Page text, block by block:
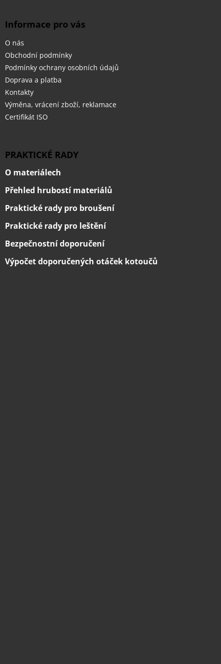
Informace pro vás
O nás
Obchodní podmínky
Podmínky ochrany osobních údajů
Doprava a platba
Kontakty
Výměna, vrácení zboží, reklamace
Certifikát ISO
PRAKTICKÉ RADY
O materiálech
Přehled hrubostí materiálů
Praktické rady pro broušení
Praktické rady pro leštění
Bezpečnostní doporučení
Výpočet doporučených otáček kotoučů